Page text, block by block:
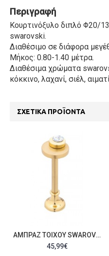
Περιγραφή
Κουρτινόξυλο διπλό Φ20/
swarovski.
Διαθέσιμο σε διάφορα
Μήκος: 0.80-1.40 μέτρα.
Διαθέσιμα χρώματα
κόκκινο, λαχανί, σιέλ,
ΣΧΕΤΙΚΆ ΠΡΟΪΌΝΤΑ
ΑΜΠΡΆΖ ΤΟΊΧΟΥ SWAROVSKI C20090
45,99€